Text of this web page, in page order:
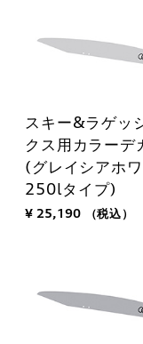
スキー&ラゲッ
クス用カラーデ
(グレイシアホワ
250lタイプ)
¥ 25,190 （税込）